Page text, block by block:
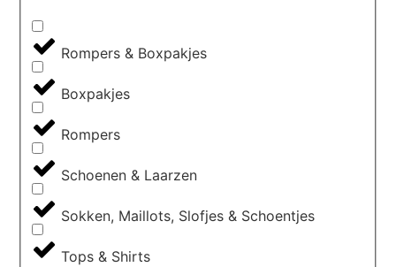
Rompers & Boxpakjes
Boxpakjes
Rompers
Schoenen & Laarzen
Sokken, Maillots, Slofjes & Schoentjes
Tops & Shirts